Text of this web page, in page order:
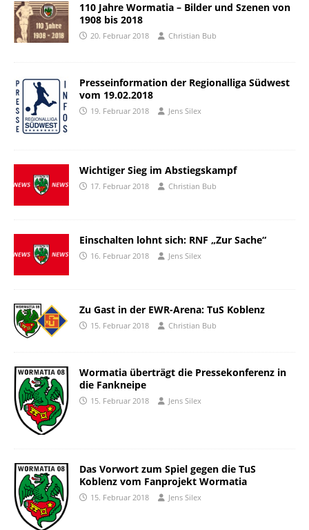
110 Jahre Wormatia – Bilder und Szenen von
1908 bis 2018
20. Februar 2018 Christian Bub
Presseinformation der Regionalliga Südwest
vom 19.02.2018
19. Februar 2018 Jens Silex
Wichtiger Sieg im Abstiegskampf
17. Februar 2018 Christian Bub
Einschalten lohnt sich: RNF „Zur Sache“
16. Februar 2018 Jens Silex
Zu Gast in der EWR-Arena: TuS Koblenz
15. Februar 2018 Christian Bub
Wormatia überträgt die Pressekonferenz in
die Fankneipe
15. Februar 2018 Jens Silex
Das Vorwort zum Spiel gegen die TuS
Koblenz vom Fanprojekt Wormatia
15. Februar 2018 Jens Silex